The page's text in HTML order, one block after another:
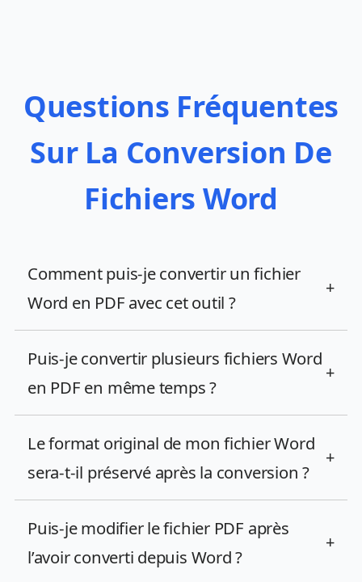
Questions Fréquentes
Sur La Conversion De
Fichiers Word
Comment puis-je convertir un fichier
Word en PDF avec cet outil ?
+
Puis-je convertir plusieurs fichiers Word
en PDF en même temps ?
+
Le format original de mon fichier Word
sera-t-il préservé après la conversion ?
+
Puis-je modifier le fichier PDF après
l’avoir converti depuis Word ?
+